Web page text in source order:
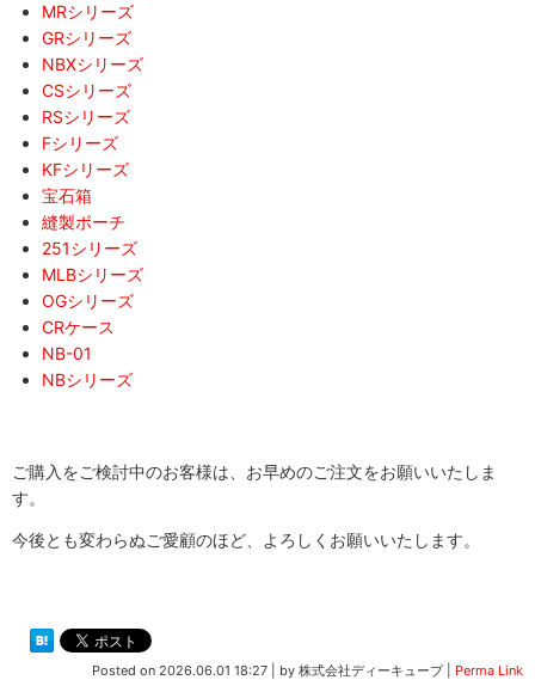
MRシリーズ
GRシリーズ
NBXシリーズ
CSシリーズ
RSシリーズ
Fシリーズ
KFシリーズ
宝石箱
縫製ポーチ
251シリーズ
MLBシリーズ
OGシリーズ
CRケース
NB-01
NBシリーズ
ご購入をご検討中のお客様は、お早めのご注文をお願いいたしま
す。
今後とも変わらぬご愛顧のほど、よろしくお願いいたします。
Posted on 2026.06.01 18:27 by 株式会社ディーキューブ Perma Link